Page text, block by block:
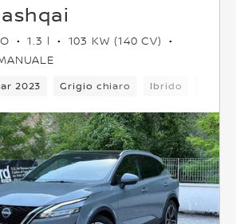
1.3 l
103 KW (140 CV)
2023 Grigio chiaro Ibrido